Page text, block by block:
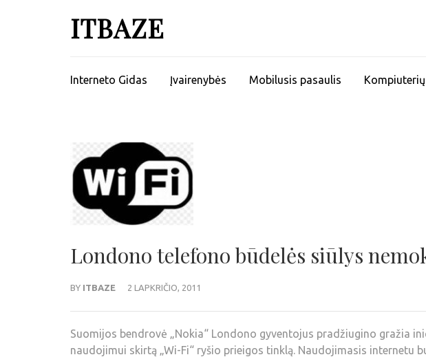
ITBAZE
Interneto Gidas Įvairenybės Mobilusis pasaulis
Londono telefono būdelės siūlys
BY ITBAZE 2 LAPKRIČIO, 2011
Suomijos bendrovė „Nokia“ Londono gyventojus pradžiugino gražia
naudojimui skirtą „Wi-Fi“ ryšio prieigos tinklą. Naudojimasis internetu